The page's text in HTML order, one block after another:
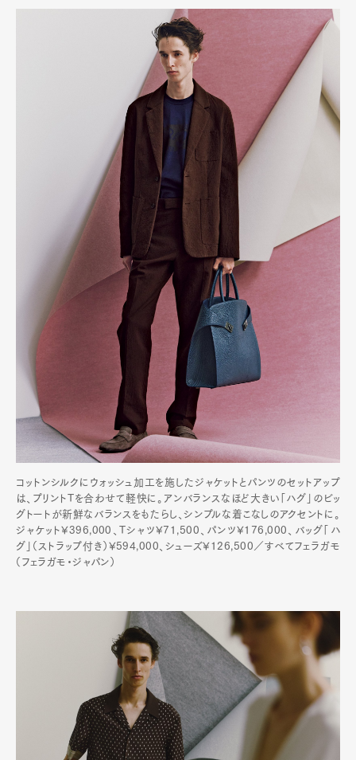
Art&DesignWatchFashion
GourmetCars
ProductCulture Lifestyle
Pen Membership
Magazine
Official Columnist
About
Contact
Pen Meet
Pen international Pen tw
コットンシルクにウォッシュ加工を施したジャケットとパンツのセットアップ
は、プリントTを合わせて軽快に。アンバランスなほど大きい「ハグ」のビッ
グトートが新鮮なバランスをもたらし、シンプルな着こなしのアクセントに。
ジャケット¥396,000、Tシャツ¥71,500、パンツ¥176,000、バッグ「ハ
グ」（ストラップ付き）¥594,000、シューズ¥126,500／すべてフェラガモ
（フェラガモ・ジャパン）